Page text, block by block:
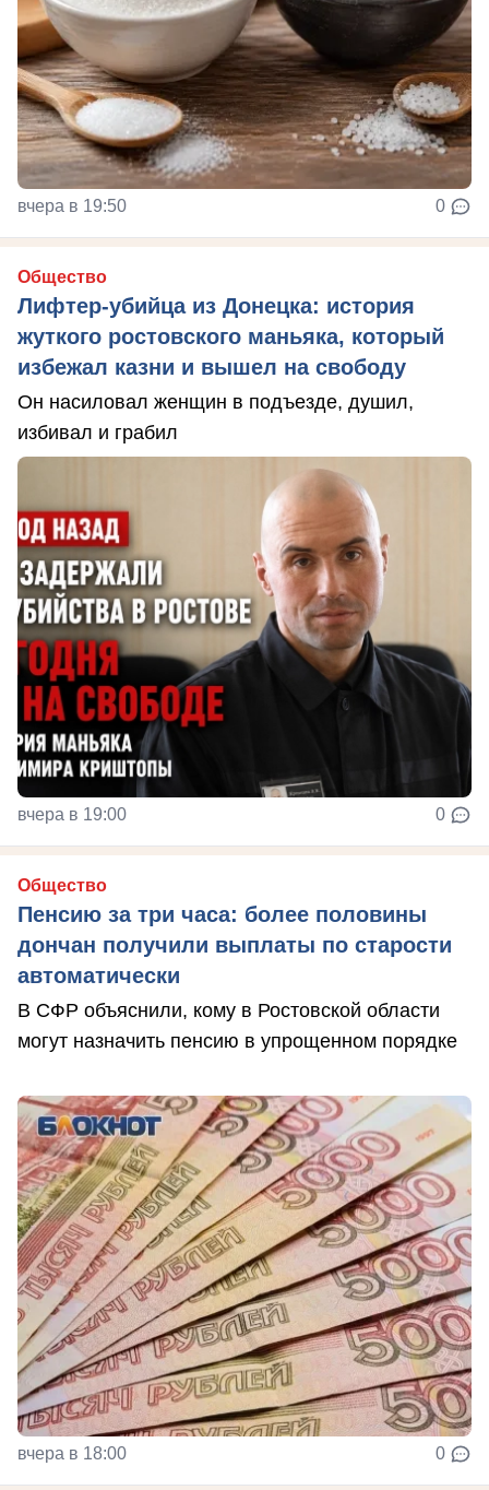
вчера в 19:50 0
Общество
Лифтер-убийца из Донецка: история
жуткого ростовского маньяка, который
избежал казни и вышел на свободу
Он насиловал женщин в подъезде, душил,
избивал и грабил
вчера в 19:00 0
Общество
Пенсию за три часа: более половины
дончан получили выплаты по старости
автоматически
В СФР объяснили, кому в Ростовской области
могут назначить пенсию в упрощенном порядке
вчера в 18:00 0